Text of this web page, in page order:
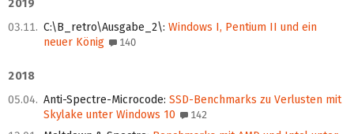
2019
03.11. C:\B_retro\Ausgabe_2\: Windows I, Pentium II und ein
neuer König
140
2018
05.04. Anti-Spectre-Microcode: SSD-Benchmarks zu Verlusten mit
Skylake unter Windows 10
142